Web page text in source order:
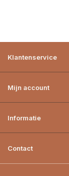
Klantenservice
Mijn account
Informatie
Contact